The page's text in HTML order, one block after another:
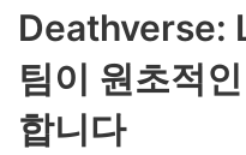
Deathverse:
팀이 원초적
합니다